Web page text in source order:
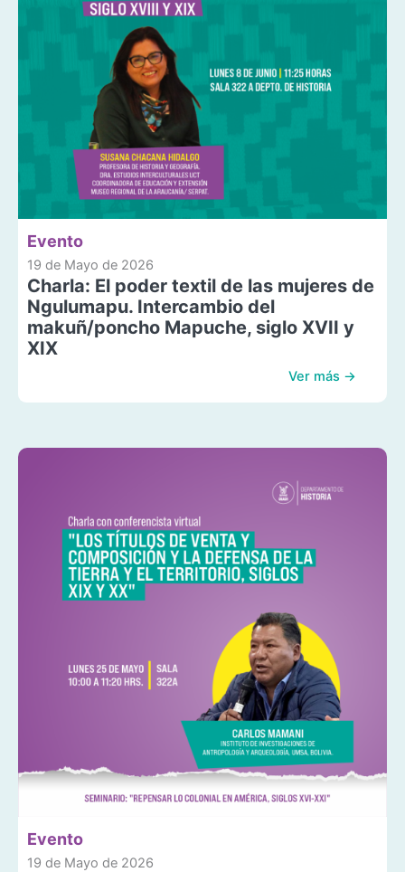
Evento
19 de Mayo de 2026
Charla: El poder textil de las mujeres de
Ngulumapu. Intercambio del
makuñ/poncho Mapuche, siglo XVII y
XIX
Ver más →
Evento
19 de Mayo de 2026